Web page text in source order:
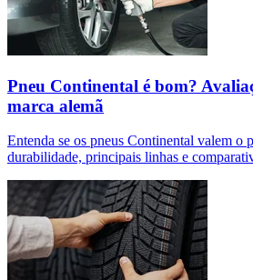
Pneu Continental é bom?
marca alemã
Entenda se os pneus Continental valem o
durabilidade, principais linhas e